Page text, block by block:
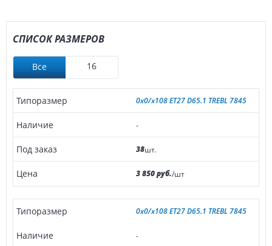
СПИСОК РАЗМЕРОВ
Все 16
0x0/x108 ET27 D65.1 TREBL 7845
-
38шт.
3 850 руб./шт
0x0/x108 ET27 D65.1 TREBL 7845
-